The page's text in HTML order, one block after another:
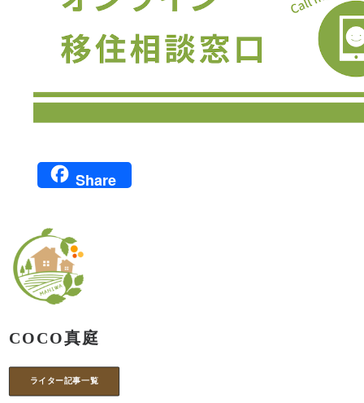
Share
COCO真庭
ライター記事一覧